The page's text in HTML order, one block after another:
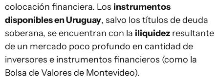
colocación financiera. Los instrumentos
disponibles en Uruguay, salvo los títulos de deuda
soberana, se encuentran con la iliquidez resultante
de un mercado poco profundo en cantidad de
inversores e instrumentos financieros (como la
Bolsa de Valores de Montevideo).